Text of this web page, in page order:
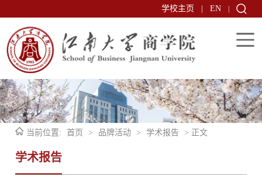
学校主页 EN
当前位置: 首页 > 品牌活动 > 学术报告 > 正文
学术报告